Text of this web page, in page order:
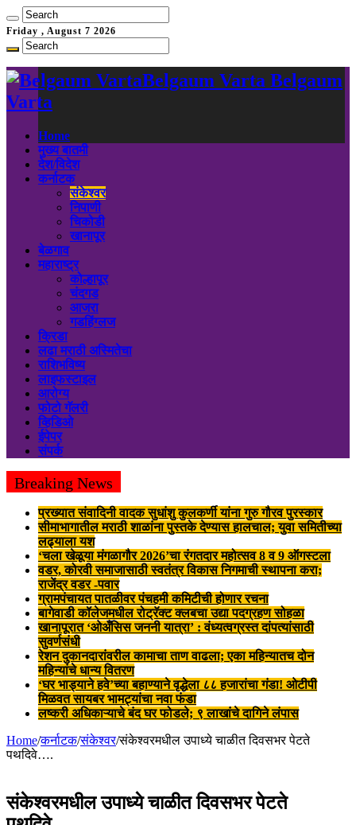
Friday , August 7 2026
Belgaum Varta Belgaum
Varta
Home
मुख्य बातमी
देश/विदेश
कर्नाटक
संकेश्वर
निपाणी
चिकोडी
खानापूर
बेळगाव
महाराष्ट्र
कोल्हापूर
चंदगड
आजरा
गडहिंग्लज
क्रिडा
लढा मराठी अस्मितेचा
राशिभविष्य
लाइफस्टाइल
आरोग्य
फोटो गॅलरी
व्हिडिओ
ईपेपर
संपर्क
Breaking News
प्रख्यात संवादिनी वादक सुधांशु कुलकर्णी यांना गुरु गौरव पुरस्कार
सीमाभागातील मराठी शाळांना पुस्तके देण्यास हालचाल; युवा समितीच्या
लढ्याला यश
‘चला खेळूया मंगळागौर 2026’चा रंगतदार महोत्सव 8 व 9 ऑगस्टला
वडर, कोरवी समाजासाठी स्वतंत्र विकास निगमाची स्थापना करा;
राजेंद्र वडर -पवार
ग्रामपंचायत पातळीवर पंचहमी कमिटीची होणार रचना
बागेवाडी कॉलेजमधील रोट्रॅक्ट क्लबचा उद्या पदग्रहण सोहळा
खानापूरात ‘ओअँसिस जननी यात्रा’ : वंध्यत्वग्रस्त दांपत्यांसाठी
सुवर्णसंधी
रेशन दुकानदारांवरील कामाचा ताण वाढला; एका महिन्यातच दोन
महिन्यांचे धान्य वितरण
‘घर भाड्याने हवे’च्या बहाण्याने वृद्धेला ८८ हजारांचा गंडा! ओटीपी
मिळवत सायबर भामट्यांचा नवा फंडा
लष्करी अधिकाऱ्याचे बंद घर फोडले; ९ लाखांचे दागिने लंपास
Home/कर्नाटक/संकेश्वर/संकेश्वरमधील उपाध्ये चाळीत दिवसभर पेटते
पथदिवे….
संकेश्वरमधील उपाध्ये चाळीत दिवसभर पेटते